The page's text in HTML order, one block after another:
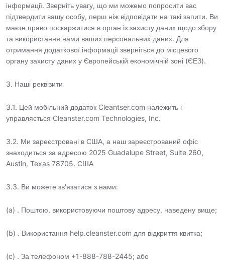
інформації. Зверніть увагу, що ми можемо попросити вас
підтвердити вашу особу, перш ніж відповідати на такі запити. Ви
маєте право поскаржитися в орган із захисту даних щодо збору
та використання нами ваших персональних даних. Для
отримання додаткової інформації зверніться до місцевого
органу захисту даних у Європейській економічній зоні (ЄЕЗ).
3. Наші реквізити
3.1. Цей мобільний додаток Cleantser.com належить і
управляється Cleanster.com Technologies, Inc.
3.2. Ми зареєстровані в США, а наш зареєстрований офіс
знаходиться за адресою 2025 Guadalupe Street, Suite 260,
Austin, Texas 78705. США
3.3. Ви можете зв'язатися з нами:
(a) . Поштою, використовуючи поштову адресу, наведену вище;
(b) . Використання help.cleanster.com для відкриття квитка;
(c) . За телефоном +1-888-788-2445; або